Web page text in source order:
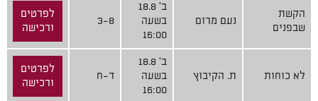
הקשת
שבפנים
נעם מרום
ב' 18.8
בשעה
16:00
3-8
לפרטים
ורכישה
לא כוחות ת. הקיבוץ
ב' 18.8
בשעה
16:00
ד-ח
לפרטים
ורכישה